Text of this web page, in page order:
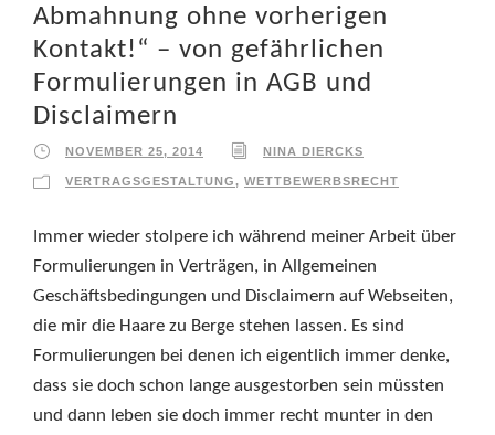
Abmahnung ohne vorherigen
Kontakt!“ – von gefährlichen
Formulierungen in AGB und
Disclaimern
NOVEMBER 25, 2014 NINA DIERCKS
VERTRAGSGESTALTUNG, WETTBEWERBSRECHT
Immer wieder stolpere ich während meiner Arbeit über
Formulierungen in Verträgen, in Allgemeinen
Geschäftsbedingungen und Disclaimern auf Webseiten,
die mir die Haare zu Berge stehen lassen. Es sind
Formulierungen bei denen ich eigentlich immer denke,
dass sie doch schon lange ausgestorben sein müssten
und dann leben sie doch immer recht munter in den